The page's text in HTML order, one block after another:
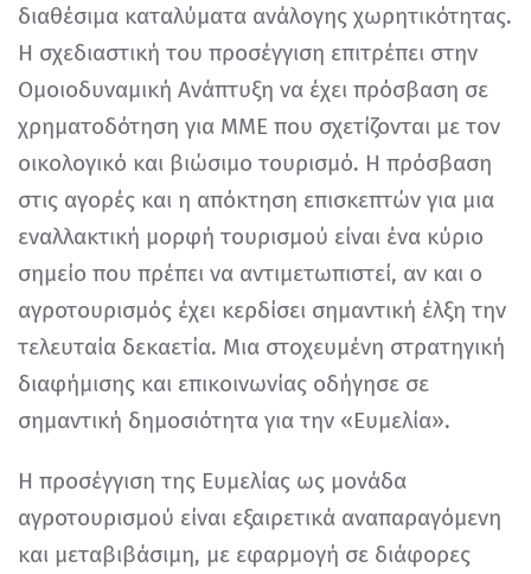
διαθέσιμα καταλύματα ανάλογης χωρητικότητας.
Η σχεδιαστική του προσέγγιση επιτρέπει στην
Ομοιοδυναμική Ανάπτυξη να έχει πρόσβαση σε
χρηματοδότηση για ΜΜΕ που σχετίζονται με τον
οικολογικό και βιώσιμο τουρισμό. Η πρόσβαση
στις αγορές και η απόκτηση επισκεπτών για μια
εναλλακτική μορφή τουρισμού είναι ένα κύριο
σημείο που πρέπει να αντιμετωπιστεί, αν και ο
αγροτουρισμός έχει κερδίσει σημαντική έλξη την
τελευταία δεκαετία. Μια στοχευμένη στρατηγική
διαφήμισης και επικοινωνίας οδήγησε σε
σημαντική δημοσιότητα για την «Ευμελία».
Η προσέγγιση της Ευμελίας ως μονάδα
αγροτουρισμού είναι εξαιρετικά αναπαραγόμενη
και μεταβιβάσιμη, με εφαρμογή σε διάφορες